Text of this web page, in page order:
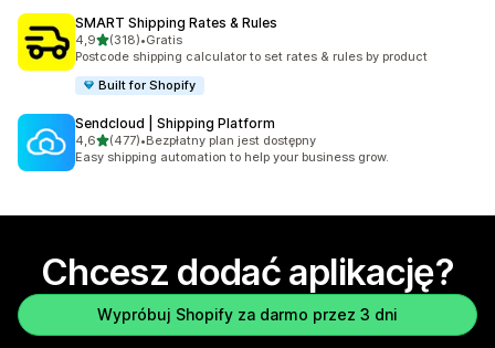
SMART Shipping Rates & Rules
4,9na 5 gwiazdek
(318)
Łączna liczba recenzji: 318
•Gratis
Postcode shipping calculator to set rates & rules by product
Built for Shopify
Sendcloud | Shipping Platform
4,6na 5 gwiazdek
(477)
Łączna liczba recenzji: 477
•Bezpłatny plan jest dostępny
Easy shipping automation to help your business grow.
Chcesz dodać aplikację?
Wypróbuj Shopify za darmo przez 3 dni